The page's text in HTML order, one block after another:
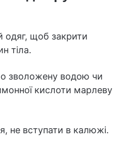
одяг, щоб закрити
тіла.
зволожену водою чи
кислоти марлеву
не вступати в калюжі.